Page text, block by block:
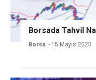
Borsada Tahvil
Borsa - 15 Mayıs 2020